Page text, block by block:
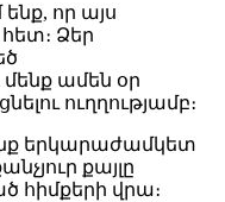
որ այս
Ձեր
ամեն օր
ուղղությամբ։
երկարաժամկետ
քայլը
հիմքերի վրա։